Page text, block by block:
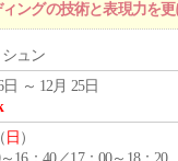
ングの技術と表現力を
ュン
日 ～ 12月 25日
日 ）